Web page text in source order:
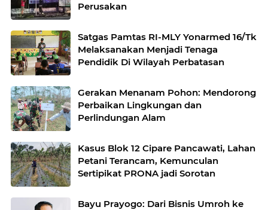
Perusakan
Satgas Pamtas RI-MLY Yonarmed 16/Tk
Melaksanakan Menjadi Tenaga
Pendidik Di Wilayah Perbatasan
Gerakan Menanam Pohon: Mendorong
Perbaikan Lingkungan dan
Perlindungan Alam
Kasus Blok 12 Cipare Pancawati, Lahan
Petani Terancam, Kemunculan
Sertipikat PRONA jadi Sorotan
Bayu Prayogo: Dari Bisnis Umroh ke